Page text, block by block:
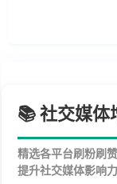
📚 社交媒
精选各平台刷粉刷
提升社交媒体影响力